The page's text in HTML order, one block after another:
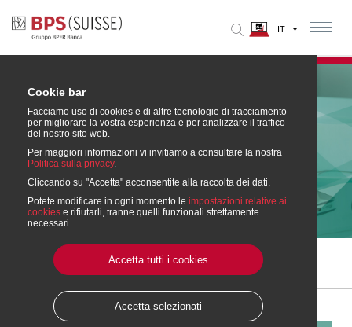
Consulenza Finanziaria
» Investimenti
» Le nostre soluzioni di Investimento
» Consulenza di Investimento
» Consulenza Finanziaria
Cookie bar
Facciamo uso di cookies e di altre tecnologie di tracciamento
per migliorare la vostra esperienza e per analizzare il traffico
del nostro sito web.
Per maggiori informazioni vi invitiamo a consultare la nostra
Politica sulla privacy.
Cliccando su "Accetta" acconsentite alla raccolta dei dati.
Potete modificare in ogni momento le impostazioni relative ai
cookies e rifiutarli, tranne quelli funzionali strettamente
necessari.
Accetta tutti i cookies
Accetta selezionati